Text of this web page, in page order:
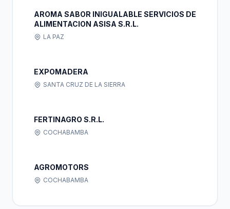
AROMA SABOR INIGUALABLE SERVICIOS DE
ALIMENTACION ASISA S.R.L.
LA PAZ
EXPOMADERA
SANTA CRUZ DE LA SIERRA
FERTINAGRO S.R.L.
COCHABAMBA
AGROMOTORS
COCHABAMBA